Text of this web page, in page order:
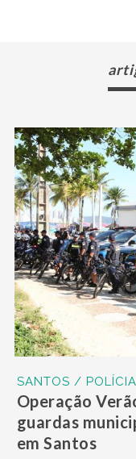
SANTOS / POLÍCIA
Operação
guardas
em Santos